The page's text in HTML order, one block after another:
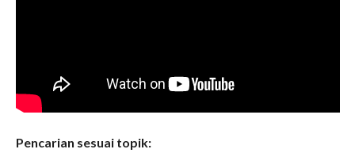
Pencarian sesuai topik: